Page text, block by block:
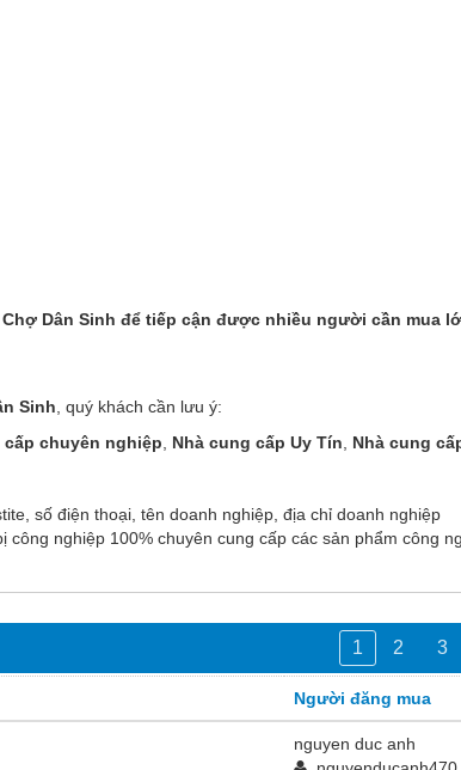
Chợ Dân Sinh để tiếp cận được nhiều người cần mua
Sinh , quý khách cần lưu ý:
cấp chuyên nghiệp Nhà cung cấp Uy Tín
Nhà cung
số điện thoại, tên doanh nghiệp, địa chỉ doanh nghiệp
nghiệp 100% chuyên cung cấp các sản phẩm công
1 2 3
Người đăng mua
nguyen duc anh